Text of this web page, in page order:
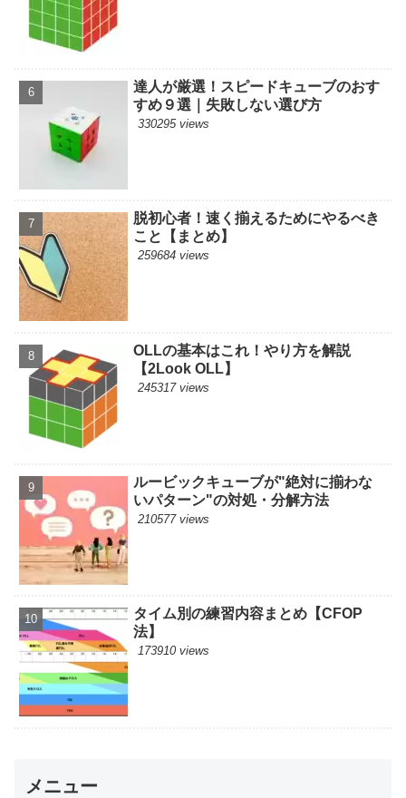
達人が厳選！スピードキューブのおす
すめ９選｜失敗しない選び方
330295 views
脱初心者！速く揃えるためにやるべき
こと【まとめ】
259684 views
OLLの基本はこれ！やり方を解説
【2Look OLL】
245317 views
ルービックキューブが"絶対に揃わな
いパターン"の対処・分解方法
210577 views
タイム別の練習内容まとめ【CFOP
法】
173910 views
メニュー